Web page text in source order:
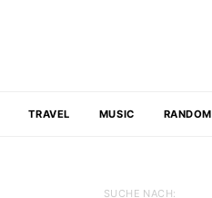
TRAVEL MUSIC RANDOM
SUCHE NACH: